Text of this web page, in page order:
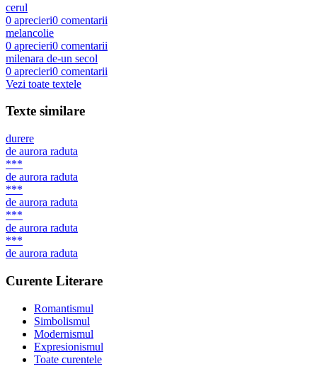
cerul
0 aprecieri0 comentarii
melancolie
0 aprecieri0 comentarii
milenara de-un secol
0 aprecieri0 comentarii
Vezi toate textele
Texte similare
durere
de aurora raduta
***
de aurora raduta
***
de aurora raduta
***
de aurora raduta
***
de aurora raduta
Curente Literare
Romantismul
Simbolismul
Modernismul
Expresionismul
Toate curentele